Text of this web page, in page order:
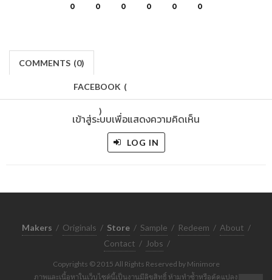
0 0 0 0 0 0
COMMENTS (0)
FACEBOOK (
)
เข้าสู่ระบบเพื่อแสดงความคิดเห็น
LOG IN
Makers / Originals / Store / Sample / Redeem / About /
Contact / Jobs /
Copyrights © 2015 All Rights Reserved by Minimore
ภาพและเนื้อหาในเว็บไซต์นี้เป็นงานมีลิขสิทธิ์ ห้ามทำซ้ำหรือดัดแปลง